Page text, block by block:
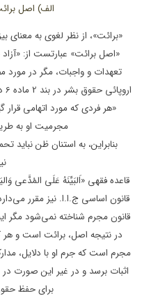
الف) اصل
«برائت»، از نظر لغوی به معنای
«اصل برائت» عبارتست از:
تعهدات و واجبات، مگر در مورد
«هر فردی که مورد اتهامی
مجرمیت او به
بنابراین، به استنان ظن
قانون اساسی ج.ا.ا. نیز مقرر
قانون مجرم شناخته نمی‌شود مگر
در نتیجه اصل، برائت است و
مجرم است که جرم او با دلایل،
اثبات برسد و در غیر این صورت در
برای حفظ